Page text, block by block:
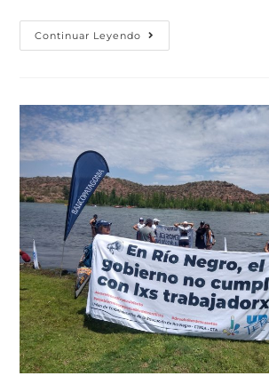
Continuar Leyendo